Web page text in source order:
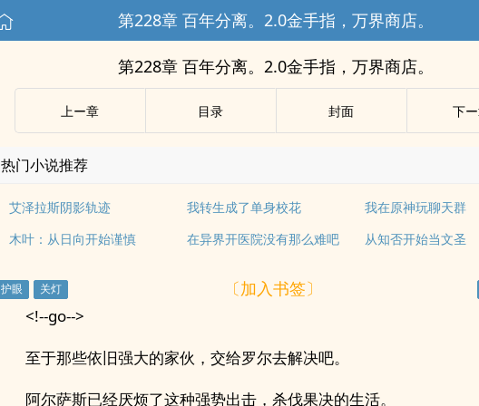
第228章 百年分离。2.0金手指，万界商店。
第228章 百年分离。2.0金手指，万界商店。
上ー章 目录 封面 下
热门小说推荐
艾泽拉斯阴影轨迹 我转生成了单身校花
我在原神玩聊天群
木叶：从日向开始谨慎
在异界开医院没有那么难吧 从知否开始当文圣
〔加入书签〕
<!--go-->
至于那些依旧强大的家伙，交给罗尔去解决吧。
阿尔萨斯已经厌烦了这种强势出击，杀伐果决的生活。